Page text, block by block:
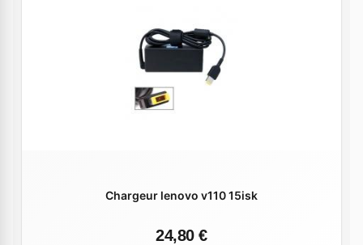
Chargeur lenovo v110 15isk
24,80 €